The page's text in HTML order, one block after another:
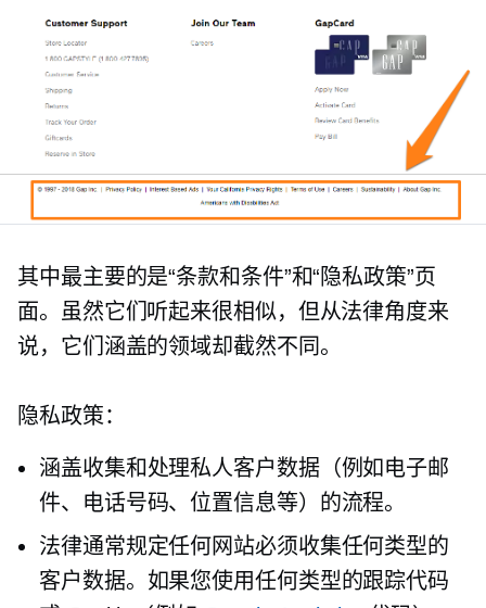
其中最主要的是“条款和条件”和“隐私政策”页
面。虽然它们听起来很相似，但从法律角度来
说，它们涵盖的领域却截然不同。
隐私政策：
涵盖收集和处理私人客户数据（例如电子邮
件、电话号码、位置信息等）的流程。
法律通常规定任何网站必须收集任何类型的
客户数据。如果您使用任何类型的跟踪代码